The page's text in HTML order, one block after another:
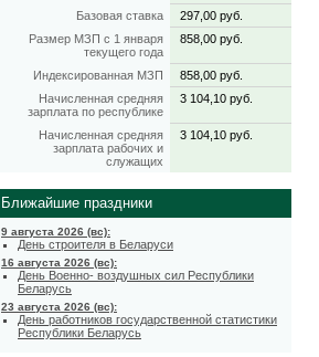
Базовая ставка
297,00 руб.
Размер МЗП с 1 января
текущего года
858,00 руб.
Индексированная МЗП
858,00 руб.
Начисленная средняя
зарплата по республике
3 104,10 руб.
Начисленная средняя
зарплата рабочих и
служащих
3 104,10 руб.
Ближайшие праздники
9 августа 2026 (вс):
День строителя в Беларуси
16 августа 2026 (вс):
День Военно- воздушных сил Республики
Беларусь
23 августа 2026 (вс):
День работников государственной статистики
Республики Беларусь